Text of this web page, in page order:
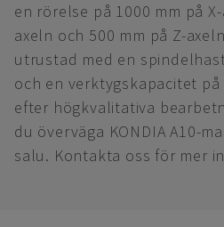
en rörelse på 1000 mm på
axeln och 500 mm på Z-
utrustad med en
och en verktygskapacitet
efter högkvalitativa
du överväga KONDIA A10-
salu. Kontakta oss för mer